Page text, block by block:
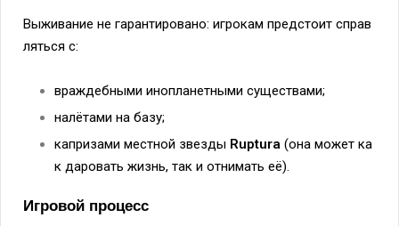
Выживание не гарантировано: игрокам предстоит справ
ляться с:
враждебными инопланетными существами;
налётами на базу;
капризами местной звезды Ruptura (она может ка
к даровать жизнь, так и отнимать её).
Игровой процесс